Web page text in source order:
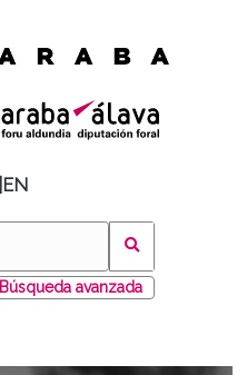
EN
Búsqueda avanzada